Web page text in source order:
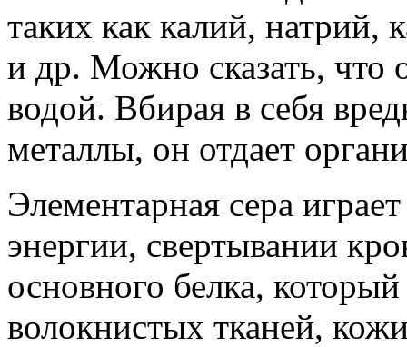
таких как калий,
и др. Можно сказать, что
водой. Вбирая в себя
металлы, он отдает
Элементарная сера
энергии, свертывании
основного белка,
волокнистых тканей,